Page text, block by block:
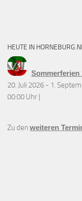
HEUTE IN
Sommerferien
20. Juli 2026 - 1.
00:00 Uhr |
Zu den weiteren